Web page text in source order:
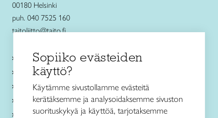
00180 Helsinki
puh. 040 7525 160
taitoliitto@taito.fi
Käsityökurssit ja koulutus
Ajankohtaista
Käsityöohjeet
Me olemme Taito
Paikallinen toiminta
Sopiiko evästeiden
käyttö?
Käytämme sivustollamme evästeitä
kerätäksemme ja analysoidaksemme sivuston
suorituskykyä ja käyttöä, tarjotaksemme